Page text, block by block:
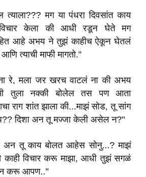
मग या पंधरा दिवसांत काय
केला की आधी रडून घेते मग
आहे अभय ने तुझं काहीच ऐकून घेतलं
त्याची माफी मागतो."
रे, मला जर खरच वाटलं ना की अभय
तुला नक्की बोलेल तस पण आता
राग शांत झाला की...माझं सोड, तू सांग
दिशा अन तू मज्जा केली असेल न?"
तू काय बोलत आहेस सोनु...? माझं
विचार करू माझा, आधी तुझं सगळं
करू आपण.."